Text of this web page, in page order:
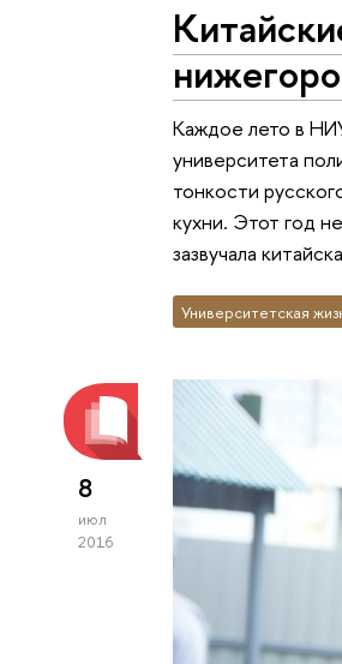
Каждое лето в
университета
тонкости
кухни. Этот год
зазвучала
Университетская
8
июл
2016